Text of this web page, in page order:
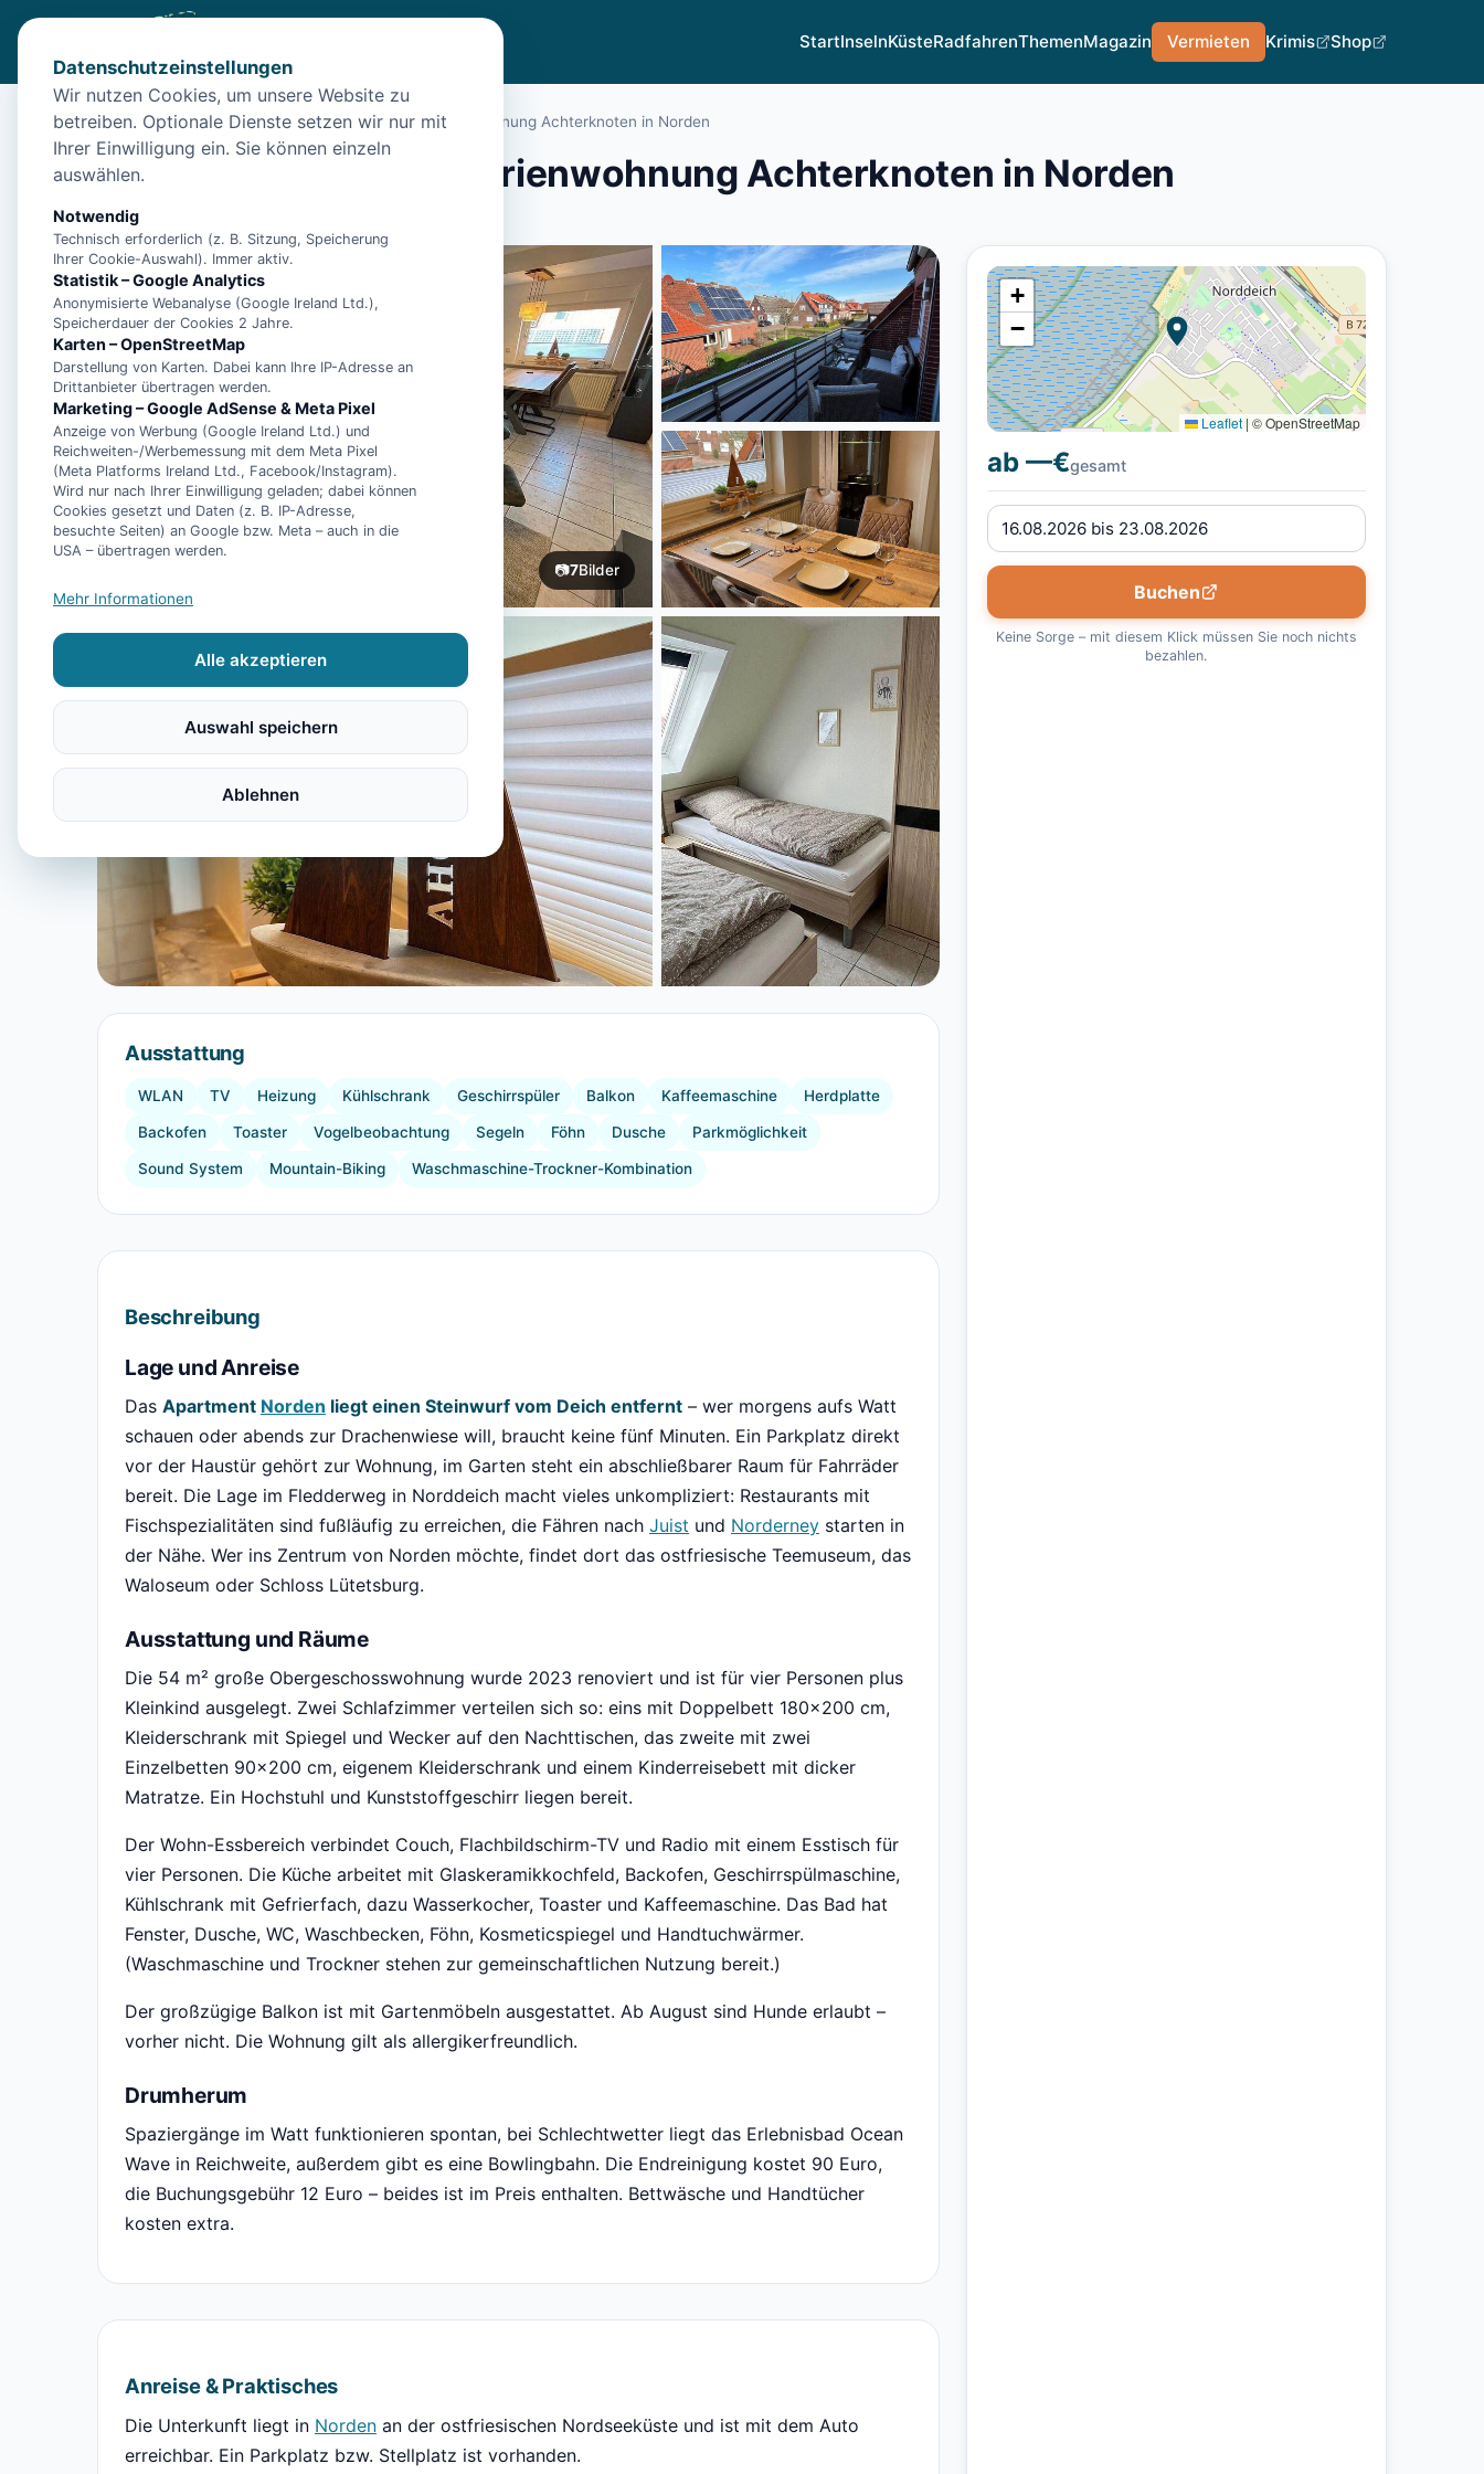
StartInselnKüsteRadfahrenThemenMagazin Vermieten Krimis Shop
Start Unterkünfte Norden/Hunde willkommen: Ferienwohnung Achterknoten in Norden
Hunde willkommen: Ferienwohnung Achterknoten in Norden
26506 Norden
📷7Bilder
Ausstattung
WLAN TV Heizung Kühlschrank Geschirrspüler Balkon Kaffeemaschine Herdplatte
Backofen Toaster Vogelbeobachtung Segeln Föhn Dusche Parkmöglichkeit
Sound System Mountain-Biking Waschmaschine-Trockner-Kombination
Beschreibung
Lage und Anreise
Das Apartment Norden liegt einen Steinwurf vom Deich entfernt – wer morgens aufs Watt
schauen oder abends zur Drachenwiese will, braucht keine fünf Minuten. Ein Parkplatz direkt
vor der Haustür gehört zur Wohnung, im Garten steht ein abschließbarer Raum für Fahrräder
bereit. Die Lage im Fledderweg in Norddeich macht vieles unkompliziert: Restaurants mit
Fischspezialitäten sind fußläufig zu erreichen, die Fähren nach Juist und Norderney starten in
der Nähe. Wer ins Zentrum von Norden möchte, findet dort das ostfriesische Teemuseum, das
Waloseum oder Schloss Lütetsburg.
Ausstattung und Räume
Die 54 m² große Obergeschosswohnung wurde 2023 renoviert und ist für vier Personen plus
Kleinkind ausgelegt. Zwei Schlafzimmer verteilen sich so: eins mit Doppelbett 180x200 cm,
Kleiderschrank mit Spiegel und Wecker auf den Nachttischen, das zweite mit zwei
Einzelbetten 90x200 cm, eigenem Kleiderschrank und einem Kinderreisebett mit dicker
Matratze. Ein Hochstuhl und Kunststoffgeschirr liegen bereit.
Der Wohn-Essbereich verbindet Couch, Flachbildschirm-TV und Radio mit einem Esstisch für
vier Personen. Die Küche arbeitet mit Glaskeramikkochfeld, Backofen, Geschirrspülmaschine,
Kühlschrank mit Gefrierfach, dazu Wasserkocher, Toaster und Kaffeemaschine. Das Bad hat
Fenster, Dusche, WC, Waschbecken, Föhn, Kosmeticspiegel und Handtuchwärmer.
(Waschmaschine und Trockner stehen zur gemeinschaftlichen Nutzung bereit.)
Der großzügige Balkon ist mit Gartenmöbeln ausgestattet. Ab August sind Hunde erlaubt –
vorher nicht. Die Wohnung gilt als allergikerfreundlich.
Drumherum
Spaziergänge im Watt funktionieren spontan, bei Schlechtwetter liegt das Erlebnisbad Ocean
Wave in Reichweite, außerdem gibt es eine Bowlingbahn. Die Endreinigung kostet 90 Euro,
die Buchungsgebühr 12 Euro – beides ist im Preis enthalten. Bettwäsche und Handtücher
kosten extra.
Anreise & Praktisches
Die Unterkunft liegt in Norden an der ostfriesischen Nordseeküste und ist mit dem Auto
erreichbar. Ein Parkplatz bzw. Stellplatz ist vorhanden.
+
−
Leaflet | © OpenStreetMap
ab —€gesamt
Buchen
Keine Sorge – mit diesem Klick müssen Sie noch nichts
bezahlen.
Datenschutzeinstellungen
Wir nutzen Cookies, um unsere Website zu
betreiben. Optionale Dienste setzen wir nur mit
Ihrer Einwilligung ein. Sie können einzeln
auswählen.
Notwendig
Technisch erforderlich (z. B. Sitzung, Speicherung
Ihrer Cookie-Auswahl). Immer aktiv.
Statistik – Google Analytics
Anonymisierte Webanalyse (Google Ireland Ltd.),
Speicherdauer der Cookies 2 Jahre.
Karten – OpenStreetMap
Darstellung von Karten. Dabei kann Ihre IP-Adresse an
Drittanbieter übertragen werden.
Marketing – Google AdSense & Meta Pixel
Anzeige von Werbung (Google Ireland Ltd.) und
Reichweiten-/Werbemessung mit dem Meta Pixel
(Meta Platforms Ireland Ltd., Facebook/Instagram).
Wird nur nach Ihrer Einwilligung geladen; dabei können
Cookies gesetzt und Daten (z. B. IP-Adresse,
besuchte Seiten) an Google bzw. Meta – auch in die
USA – übertragen werden.
Mehr Informationen
Alle akzeptieren
Auswahl speichern
Ablehnen